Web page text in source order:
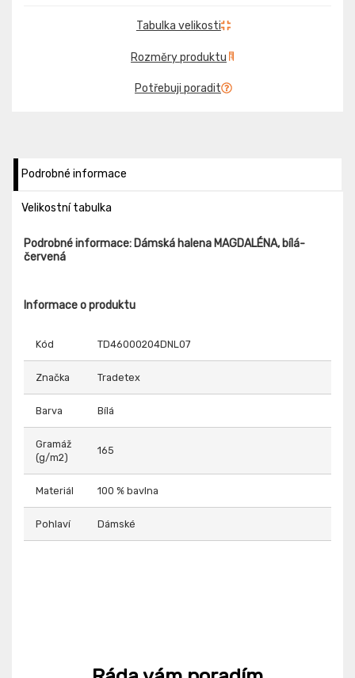
Tabulka velikosti
Rozměry produktu
Potřebuji poradit
Podrobné informace
Velikostní tabulka
Podrobné informace: Dámská halena MAGDALÉNA, bílá-
červená
Informace o produktu
Kód TD46000204DNL07
Značka Tradetex
Barva Bílá
Gramáž
(g/m2)
165
Materiál 100 % bavlna
Pohlaví Dámské